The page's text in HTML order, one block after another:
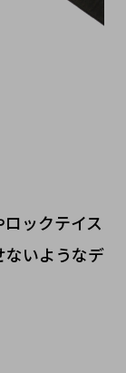
ックテイス
ないようなデ